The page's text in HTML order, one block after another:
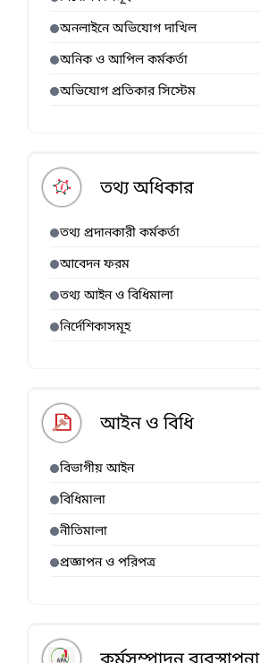
অনলাইনে অভিযোগ দাখিল
অনিক ও আপিল কর্মকর্তা
অভিযোগ প্রতিকার সিস্টেম
তথ্য অধিকার
তথ্য প্রদানকারী কর্মকর্তা
আবেদন ফরম
তথ্য আইন ও বিধিমালা
নির্দেশিকাসমূহ
আইন ও বিধি
বিভাগীয় আইন
বিধিমালা
নীতিমালা
প্রজ্ঞাপন ও পরিপত্র